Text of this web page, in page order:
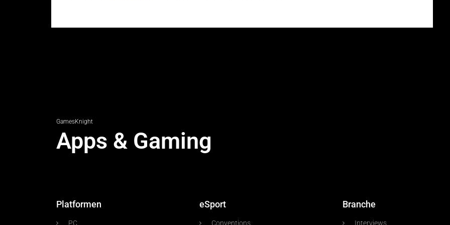
GamesKnight
Apps & Gaming
Platformen
PC
eSport
Conventions
Branche
Interviews